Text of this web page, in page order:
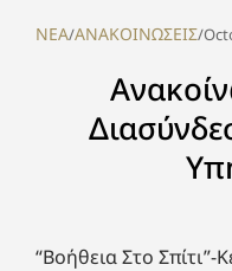
NEA/ΑΝΑΚΟΙΝΩΣΕΙΣ/
“Βοήθεια Στο